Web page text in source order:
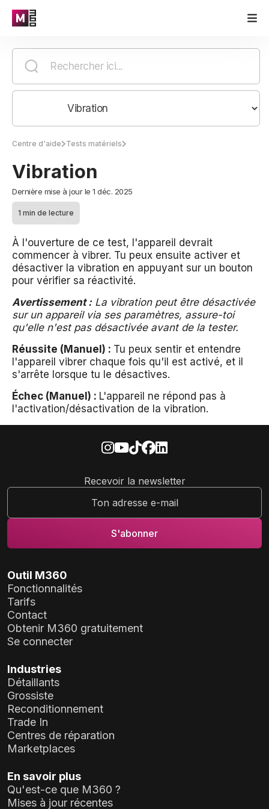
Centre d'aide Tests matériels
Vibration
Dernière mise à jour le 1 déc. 2025
1 min de lecture
À l'ouverture de ce test, l'appareil devrait
commencer à vibrer. Tu peux ensuite activer et
désactiver la vibration en appuyant sur un bouton
pour vérifier sa réactivité.
Avertissement :La vibration peut être désactivée
sur un appareil via ses paramètres, assure-toi
qu'elle n'est pas désactivée avant de la tester.
Réussite (Manuel) : Tu peux sentir et entendre
l'appareil vibrer chaque fois qu'il est activé, et il
s'arrête lorsque tu le désactives.
Échec (Manuel) : L'appareil ne répond pas à
l'activation/désactivation de la vibration.
Recevoir la newsletter
Outil M360
Fonctionnalités
Tarifs
Contact
Obtenir M360 gratuitement
Se connecter
Industries
Détaillants
Grossiste
Reconditionnement
Trade In
Centres de réparation
Marketplaces
En savoir plus
Qu'est-ce que M360 ?
Mises à jour récentes